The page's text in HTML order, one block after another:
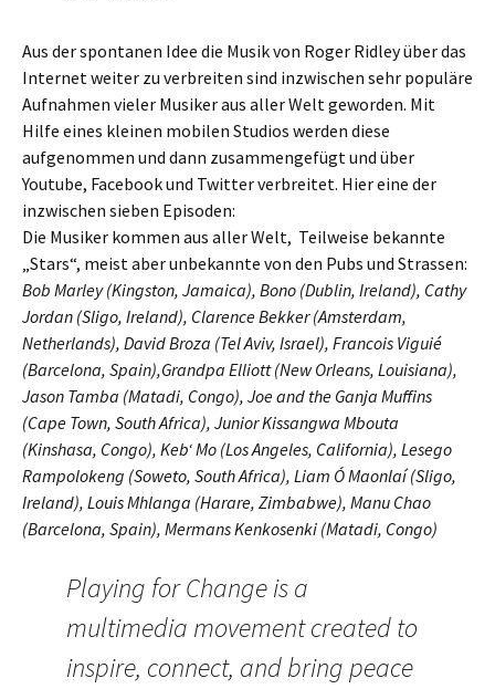
Aus der spontanen Idee die Musik von Roger Ridley über das
Internet weiter zu verbreiten sind inzwischen sehr populäre
Aufnahmen vieler Musiker aus aller Welt geworden. Mit
Hilfe eines kleinen mobilen Studios werden diese
aufgenommen und dann zusammengefügt und über
Youtube, Facebook und Twitter verbreitet. Hier eine der
inzwischen sieben Episoden:
Die Musiker kommen aus aller Welt, Teilweise bekannte
„Stars“, meist aber unbekannte von den Pubs und Strassen:
Bob Marley (Kingston, Jamaica), Bono (Dublin, Ireland), Cathy
Jordan (Sligo, Ireland), Clarence Bekker (Amsterdam,
Netherlands), David Broza (Tel Aviv, Israel), Francois Viguié
(Barcelona, Spain),Grandpa Elliott (New Orleans, Louisiana),
Jason Tamba (Matadi, Congo), Joe and the Ganja Muffins
(Cape Town, South Africa), Junior Kissangwa Mbouta
(Kinshasa, Congo), Keb‘ Mo (Los Angeles, California), Lesego
Rampolokeng (Soweto, South Africa), Liam Ó Maonlaí (Sligo,
Ireland), Louis Mhlanga (Harare, Zimbabwe), Manu Chao
(Barcelona, Spain), Mermans Kenkosenki (Matadi, Congo)
Playing for Change is a
multimedia movement created to
inspire, connect, and bring peace